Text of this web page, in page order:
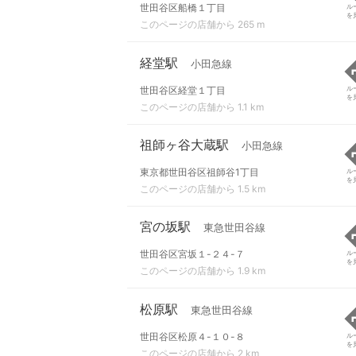
世田谷区船橋１丁目
このページの店舗から 265 m
ル
を
経堂駅 小田急線
世田谷区経堂１丁目
このページの店舗から 1.1 km
ル
を
祖師ヶ谷大蔵駅 小田急線
東京都世田谷区祖師谷1丁目
このページの店舗から 1.5 km
ル
を
宮の坂駅 東急世田谷線
世田谷区宮坂１-２４-７
このページの店舗から 1.9 km
ル
を
松原駅 東急世田谷線
世田谷区松原４-１０-８
このページの店舗から 2 km
ル
を